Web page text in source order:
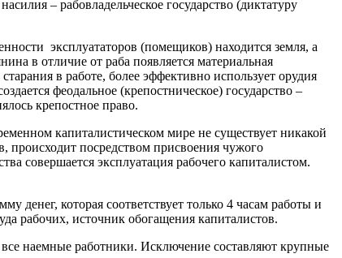
– рабовладельческое государство (диктатуру
эксплуататоров (помещиков) находится земля, а
в отличие от раба появляется материальная
в работе, более эффективно использует орудия
феодальное (крепостническое) государство –
крепостное право.
капиталистическом мире не существует никакой
происходит посредством присвоения чужого
совершается эксплуатация рабочего капиталистом.
денег, которая соответствует только 4 часам работы и
рабочих, источник обогащения капиталистов.
наемные работники. Исключение составляют крупные